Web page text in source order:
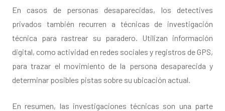
En casos de personas desaparecidas, los detectives
privados también recurren a técnicas de investigación
técnica para rastrear su paradero. Utilizan información
digital, como actividad en redes sociales y registros de GPS,
para trazar el movimiento de la persona desaparecida y
determinar posibles pistas sobre su ubicación actual.
En resumen, las investigaciones técnicas son una parte